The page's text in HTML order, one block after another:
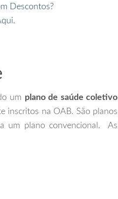
Descontos?
um plano de saúde coletivo
inscritos na OAB. São planos
um plano convencional. As